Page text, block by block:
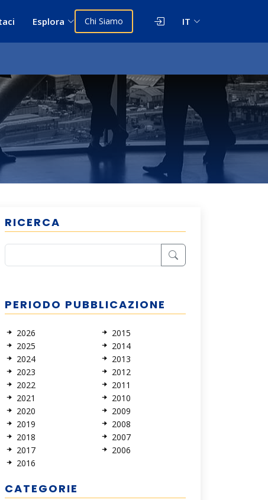
Esplora Chi Siamo IT
RICERCA
PERIODO PUBBLICAZIONE
2026
2025
2024
2023
2022
2021
2020
2019
2018
2017
2016
2015
2014
2013
2012
2011
2010
2009
2008
2007
2006
CATEGORIE